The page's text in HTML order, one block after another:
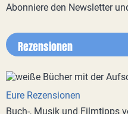
Abonniere den Newsletter
Rezensionen
Eure Rezensionen
Buch-, Musik und Filmtipps